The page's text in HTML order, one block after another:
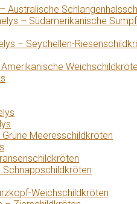
Australische
– Südamerikanische
– Seychellen-
Meeresschildkröten
Schnappschildkröten
Weichschildkröten